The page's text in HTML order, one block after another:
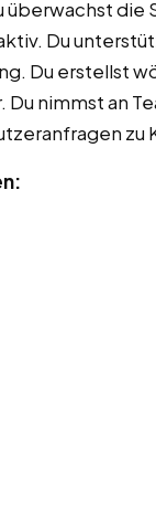
überwachst
Du
Du erstellst
nimmst an
zu